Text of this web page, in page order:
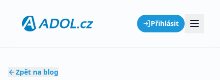
Přihlásit
Zpět na blog